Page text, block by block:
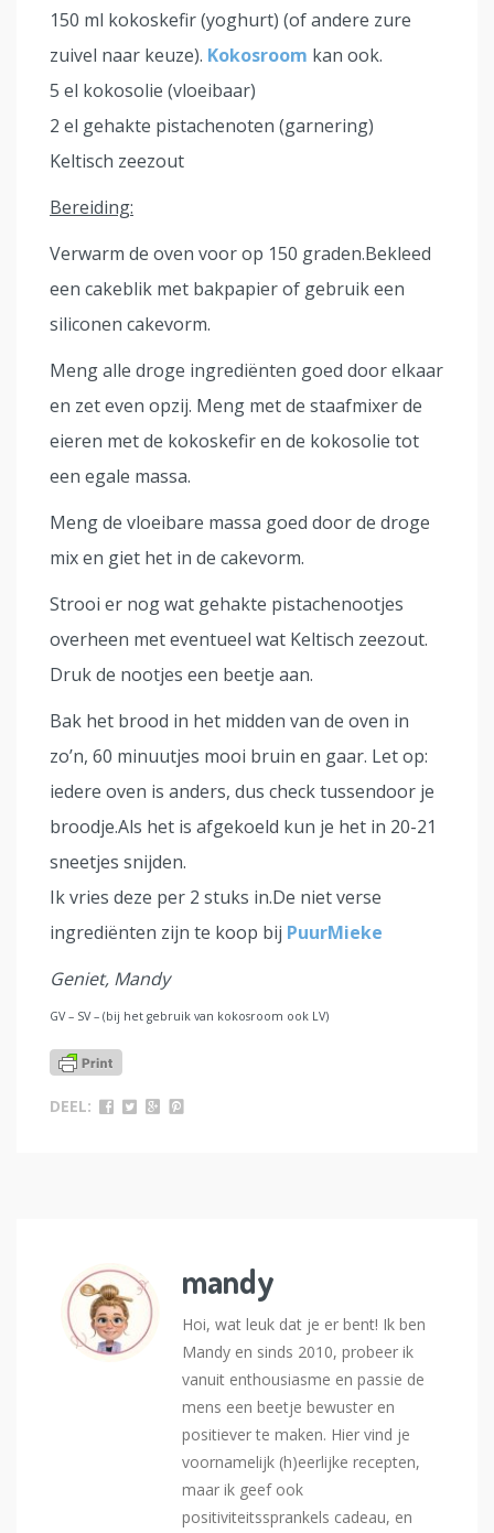
150 ml kokoskefir (yoghurt) (of andere zure
zuivel naar keuze). Kokosroom kan ook.
5 el kokosolie (vloeibaar)
2 el gehakte pistachenoten (garnering)
Keltisch zeezout
Bereiding:
Verwarm de oven voor op 150 graden.Bekleed
een cakeblik met bakpapier of gebruik een
siliconen cakevorm.
Meng alle droge ingrediënten goed door elkaar
en zet even opzij. Meng met de staafmixer de
eieren met de kokoskefir en de kokosolie tot
een egale massa.
Meng de vloeibare massa goed door de droge
mix en giet het in de cakevorm.
Strooi er nog wat gehakte pistachenootjes
overheen met eventueel wat Keltisch zeezout.
Druk de nootjes een beetje aan.
Bak het brood in het midden van de oven in
zo’n, 60 minuutjes mooi bruin en gaar. Let op:
iedere oven is anders, dus check tussendoor je
broodje.Als het is afgekoeld kun je het in 20-21
sneetjes snijden.
Ik vries deze per 2 stuks in.De niet verse
ingrediënten zijn te koop bij PuurMieke
Geniet, Mandy
GV – SV – (bij het gebruik van kokosroom ook LV)
DEEL:
mandy
Hoi, wat leuk dat je er bent! Ik ben
Mandy en sinds 2010, probeer ik
vanuit enthousiasme en passie de
mens een beetje bewuster en
positiever te maken. Hier vind je
voornamelijk (h)eerlijke recepten,
maar ik geef ook
positiviteitssprankels cadeau, en